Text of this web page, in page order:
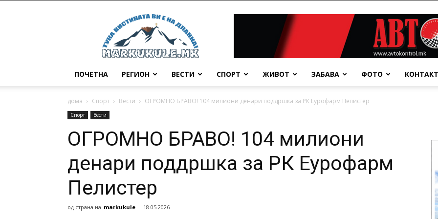
Маркукуле
ПОЧЕТНА РЕГИОН ВЕСТИ СПОРТ ЖИВОТ ЗАБАВА ФОТО КОНТАКТ
дома Спорт Вести ОГРОМНО БРАВО! 104 милиони денари поддршка за РК Еурофарм Пелистер
Спорт Вести
ОГРОМНО БРАВО! 104 милиони
денари поддршка за РК Еурофарм
Пелистер
од страна на markukule - 18.05.2026